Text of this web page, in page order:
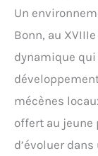
Un
Bonn, au
dynamique
mécènes
offert au jeune
d’évoluer